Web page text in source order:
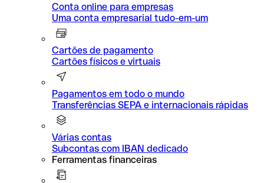
Conta online para empresas
Uma conta empresarial tudo-em-um
Cartões de pagamento
Cartões físicos e virtuais
Pagamentos em todo o mundo
Transferências SEPA e internacionais rápidas
Várias contas
Subcontas com IBAN dedicado
Ferramentas financeiras